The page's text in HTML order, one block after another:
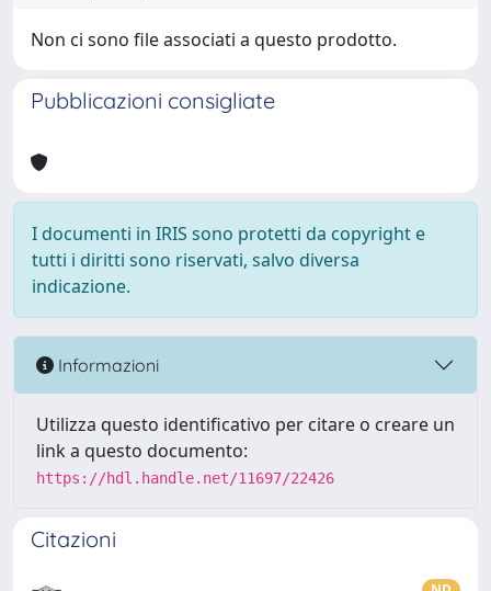
Non ci sono file associati a questo prodotto.
Pubblicazioni consigliate
I documenti in IRIS sono protetti da copyright e
tutti i diritti sono riservati, salvo diversa
indicazione.
Informazioni
Utilizza questo identificativo per citare o creare un
link a questo documento:
https://hdl.handle.net/11697/22426
Citazioni